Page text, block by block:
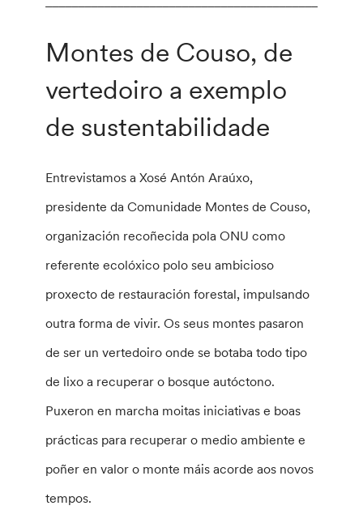
Montes de Couso, de
vertedoiro a exemplo
de sustentabilidade
Entrevistamos a Xosé Antón Araúxo,
presidente da Comunidade Montes de Couso,
organización recoñecida pola ONU como
referente ecolóxico polo seu ambicioso
proxecto de restauración forestal, impulsando
outra forma de vivir. Os seus montes pasaron
de ser un vertedoiro onde se botaba todo tipo
de lixo a recuperar o bosque autóctono.
Puxeron en marcha moitas iniciativas e boas
prácticas para recuperar o medio ambiente e
poñer en valor o monte máis acorde aos novos
tempos.